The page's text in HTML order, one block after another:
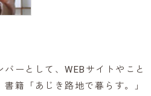
ーとして、WEBサイトやこと
籍「あじき路地で暮らす。」